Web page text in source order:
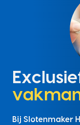
Bij Slotenmaker